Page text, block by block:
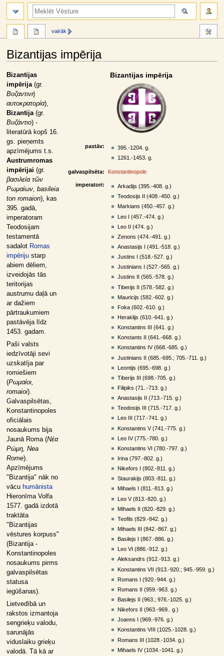
Bizantijas impērija
Jump
to
navigation
Jump
to
search
Bizantijas impērija
pastāv:
395.-1204. g.
1261.-1453. g.
galvaspilsēta: Konstantinopole
imperatori:
Arkadijs (395.-408. g.)
Teodosijs II (408.-450. g.)
Markians (450.-457. g.)
Leo I (457.-474. g.)
Leo II (474. g.)
Zenons (474.-491. g.)
Anastasijs I (491.-518. g.)
Justins I (518.-527. g.)
Justinians I (527.-565. g.)
Justins II (565.-578. g.)
Tiberijs II (578.-582. g.)
Mauricijs (582.-602. g.)
Foka (602.-610. g.)
Heraklijs (610.-641. g.)
Konstantins III (641. g.)
Konstants II (641.-668. g.)
Konstantins IV (668.-685. g.)
Justinians II (685.-695.; 705.-711. g.)
Leontijs (695.-698. g.)
Tiberijs III (698.-705. g.)
Filipiks (71..-713. g.)
Anastasijs II (713.-715. g.)
Teodosijs III (715.-717. g.)
Leo III (717.-741. g.)
Konstantins V (741.-775. g.)
Leo IV (775.-780. g.)
Konstantins VI (780.-797. g.)
Irina (797.-802. g.)
Nikefors I (802.-811. g.)
Staurakijs (803.-811. g.)
Mihaels I (811.-813. g.)
Leo V (813.-820. g.)
Mihaels II (820.-829. g.)
Teofils (829.-842. g.)
Mihaels III (842.-867. g.)
Basilejs I (867.-886. g.)
Leo VI (886.-912. g.)
Aleksandrs (912.-913. g.)
Konstantins VII (913.-920.; 945.-959. g.)
Romans I (920.-944. g.)
Romans II (959.-963. g.)
Basilejs II (963.; 976.-1025. g.)
Nikefors II (963.-969.. g.)
Joanns I (969.-976. g.)
Konstantins VIII (1025.-1028. g.)
Romans III (1028.-1034. g.)
Mihaels IV (1034.-1041. g.)
Bizantijas
impērija(gr.
Βυζαντινή
αυτοκρατορία),
Bizantija(gr.
Βυζάντιο) -
literatūrā kopš 16.
gs. pieņemts
apzīmējums t.s.
Austrumromas
impērijai (gr.
βασιλεία τῶν
Ρωμαίων, basileia
ton romaion), kas
395. gadā,
imperatoram
Teodosijam
testamentā
sadalot Romas
impērijustarp
abiem dēliem,
izveidojās tās
teritorijas
austrumu daļā un
ar dažiem
pārtraukumiem
pastāvēja līdz
1453. gadam.
Paši valsts
iedzīvotāji sevi
uzskatīja par
romiešiem
(Ρωμαίοι,
romaioi).
Galvaspilsētas,
Konstantinopoles
oficiālais
nosaukums bija
Jaunā Roma (Νέα
Ρώμη, Nea
Rome).
Apzīmējums
"Bizantija" nāk no
vācu humānista
Hieronīma Volfa
1577. gadā izdotā
traktāta
"Bizantijas
vēstures korpuss"
(Bizantija -
Konstantinopoles
nosaukums pirms
galvaspilsētas
statusa
iegūšanas).
Lietvedībā un
rakstos izmantoja
sengrieķu valodu,
sarunājās
viduslaiku grieķu
valodā. Tā kā ar
vairāk
meklēt